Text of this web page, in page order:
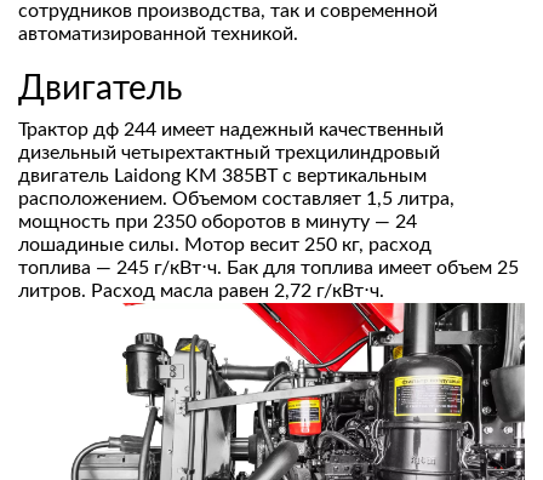
сотрудников производства, так и современной
автоматизированной техникой.
Двигатель
Трактор дф 244 имеет надежный качественный
дизельный четырехтактный трехцилиндровый
двигатель Laidong KM 385BT с вертикальным
расположением. Объемом составляет 1,5 литра,
мощность при 2350 оборотов в минуту — 24
лошадиные силы. Мотор весит 250 кг, расход
топлива — 245 г/кВт⋅ч. Бак для топлива имеет объем 25
литров. Расход масла равен 2,72 г/кВт⋅ч.